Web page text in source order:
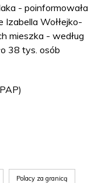
- poinformowała
Wołłejko-
mieszka - według
38 tys. osób
Polacy za granicą